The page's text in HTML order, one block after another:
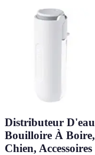
Distributeur
Bouilloire À
Chien, Accessoires